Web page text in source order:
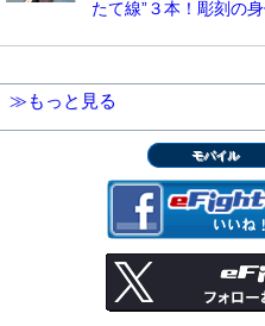
たて線”３本！彫刻の
≫もっと見る
モバイル